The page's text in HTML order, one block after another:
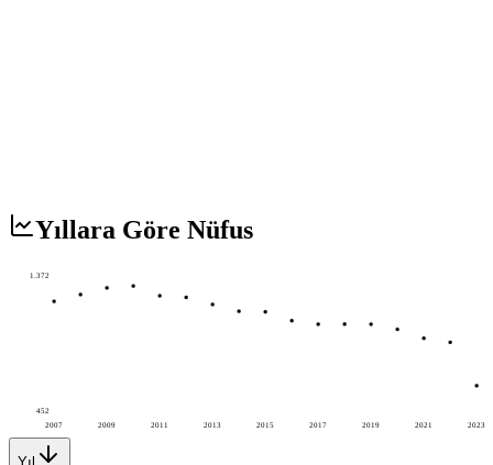
Yıllara Göre Nüfus
2007 2009 2011 2013 2015 2017 2019 2021 2023
1.372
452